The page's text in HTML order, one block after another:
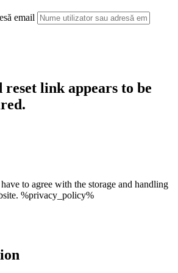
email
reset link appears to be
to agree with the storage and handling
%privacy_policy%